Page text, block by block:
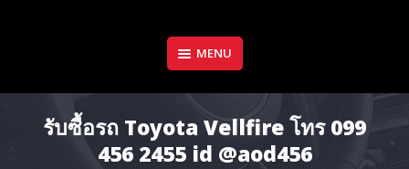
MENU
รับซื้อรถ Toyota Vellfire โทร 099
456 2455 id @aod456